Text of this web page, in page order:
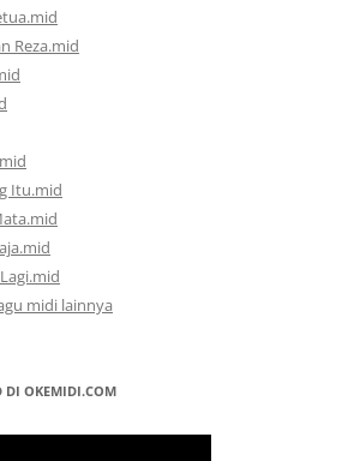
Reza.mid
Itu.mid
midi lainnya
DI OKEMIDI.COM